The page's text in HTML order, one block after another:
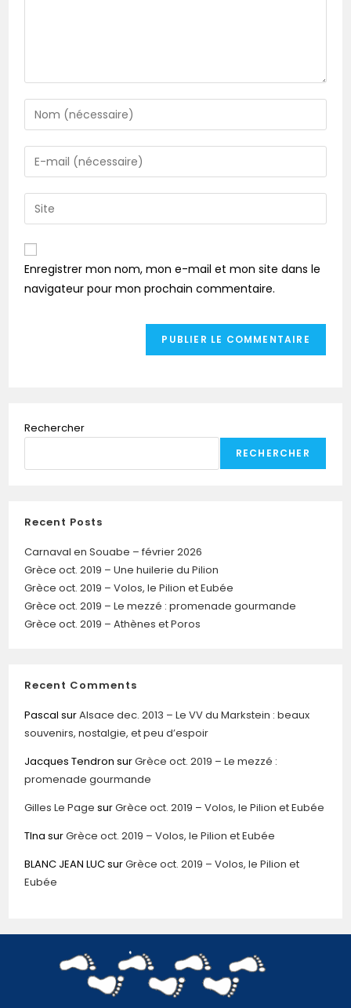
Enregistrer mon nom, mon e-mail et mon site dans le
navigateur pour mon prochain commentaire.
Rechercher
RECHERCHER
Recent Posts
Carnaval en Souabe – février 2026
Grèce oct. 2019 – Une huilerie du Pilion
Grèce oct. 2019 – Volos, le Pilion et Eubée
Grèce oct. 2019 – Le mezzé : promenade gourmande
Grèce oct. 2019 – Athènes et Poros
Recent Comments
Pascal surAlsace dec. 2013 – Le VV du Markstein : beaux
souvenirs, nostalgie, et peu d’espoir
Jacques Tendron surGrèce oct. 2019 – Le mezzé :
promenade gourmande
Gilles Le Page surGrèce oct. 2019 – Volos, le Pilion et Eubée
TIna surGrèce oct. 2019 – Volos, le Pilion et Eubée
BLANC JEAN LUCsurGrèce oct. 2019 – Volos, le Pilion et
Eubée